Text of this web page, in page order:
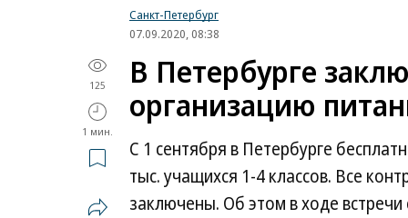
Санкт-Петербург
07.09.2020, 08:38
125
1 мин.
В Петербурге
организацию
С 1 сентября в Петербурге
тыс. учащихся 1-4 классов. Все
заключены. Об этом в ходе